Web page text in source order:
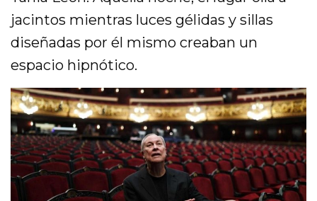
jacintos mientras luces gélidas y sillas
diseñadas por él mismo creaban un
espacio hipnótico.